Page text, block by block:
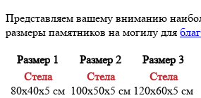
Представляем вашему вниманию
размеры памятников на могилу для
Размер 1 Размер 2
Размер 3
Cтела
80х40х5 см
Cтела
100х50х5 см
Cтела
120х60х5 см